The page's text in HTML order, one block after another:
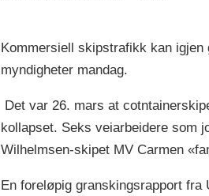
Kommersiell skipstrafikk kan
myndigheter mandag.
Det var 26. mars at
kollapset. Seks veiarbeidere som
Wilhelmsen-skipet MV Carmen
En foreløpig granskingsrapport